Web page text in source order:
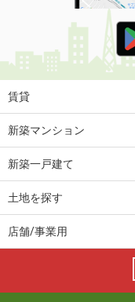
賃貸
新築マンション
新築一戸建て
土地を探す
店舗/事業用